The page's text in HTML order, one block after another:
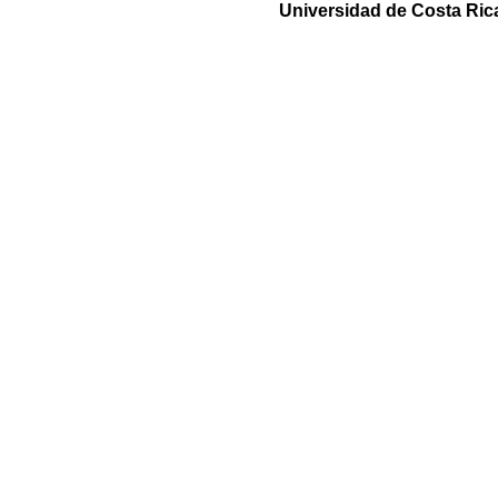
Universidad de Costa